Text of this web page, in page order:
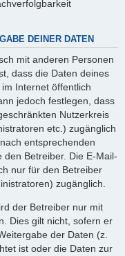
DEINER DATEN
mit anderen Personen
dass die Daten deines
Internet öffentlich
jedoch festlegen, dass
Nutzerkreis
etc.) zugänglich
entsprechenden
Betreiber. Die E-Mail-
nur für den Betreiber
zugänglich.
der Betreiber nur mit
Dies gilt nicht, sofern er
der Daten (z.
ist oder die Daten zur